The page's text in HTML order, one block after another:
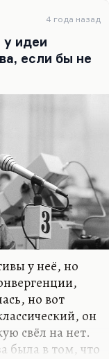
такого
Вот это
разные
боролся, но
4 года назад
идеи
если бы не
у неё, но
но вот
он
свёл на нет.
была в том, что